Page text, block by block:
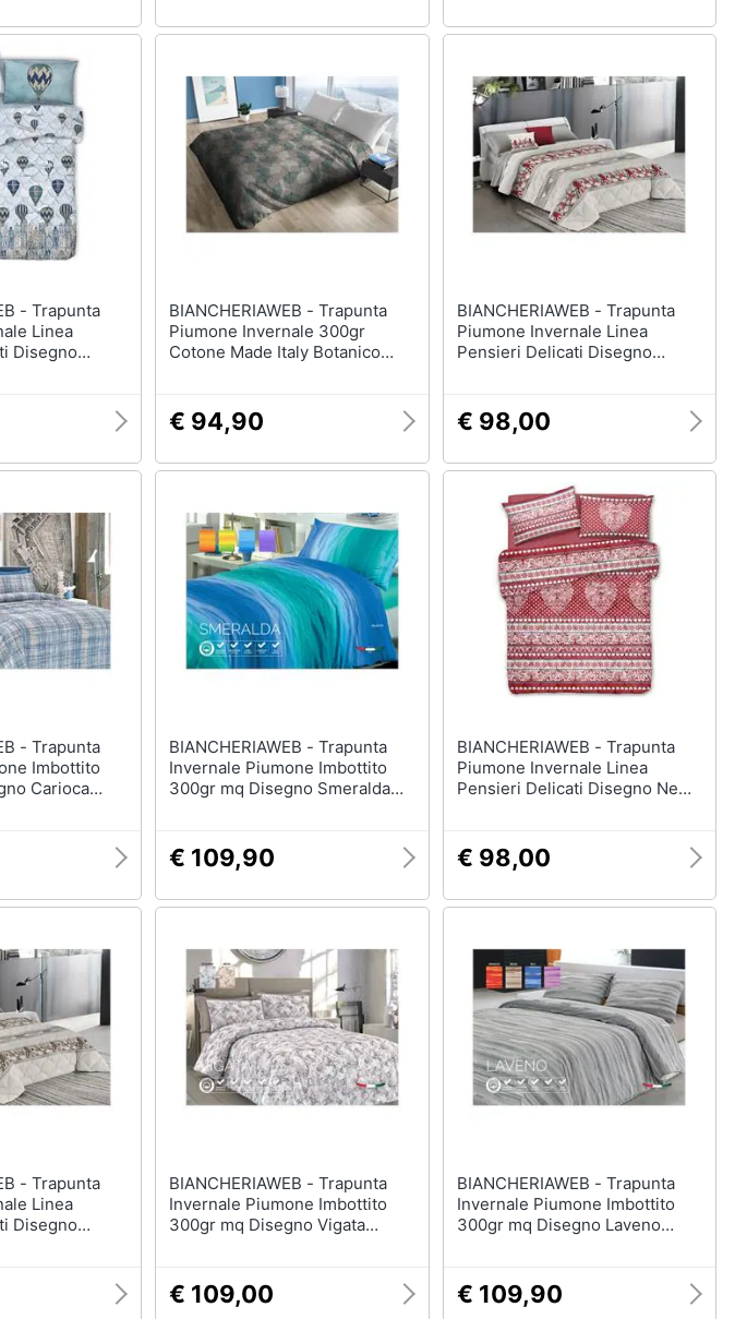
Linea
Disegno
BIANCHERIAWEB - Trapunta
Piumone Invernale 300gr
Cotone Made Italy Botanico
€ 94,90
BIANCHERIAWEB - Trapunta
Piumone Invernale Linea
Pensieri Delicati Disegno
€ 98,00
Imbottito
Carioca
BIANCHERIAWEB - Trapunta
Invernale Piumone Imbottito
300gr mq Disegno Smeralda
€ 109,90
BIANCHERIAWEB - Trapunta
Piumone Invernale Linea
Pensieri Delicati Disegno New
€ 98,00
Linea
Disegno
BIANCHERIAWEB - Trapunta
Invernale Piumone Imbottito
300gr mq Disegno Vigata
€ 109,00
BIANCHERIAWEB - Trapunta
Invernale Piumone Imbottito
300gr mq Disegno Laveno
€ 109,90